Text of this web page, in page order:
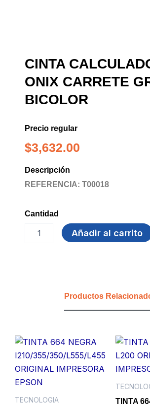
CINTA
ONIX CARRETE
BICOLOR
Precio regular
$3,632.00
Descripción
REFERENCIA: T00018
Cantidad
CALCULADORAAñadir al carrito
Productos
TECNOLOGIA
TINTA